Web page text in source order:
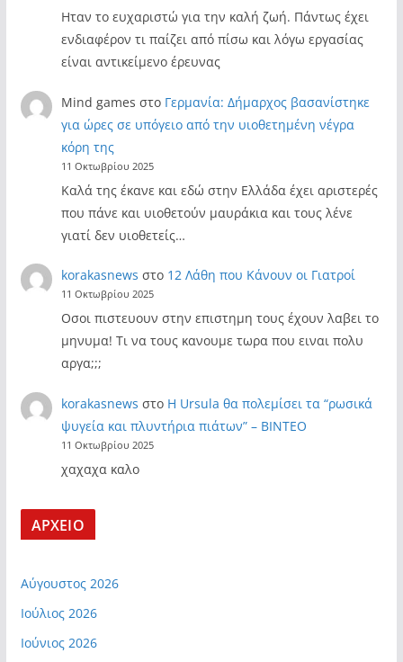
Ηταν το ευχαριστώ για την καλή ζωή. Πάντως έχει
ενδιαφέρον τι παίζει από πίσω και λόγω εργασίας
είναι αντικείμενο έρευνας
Mind games στο Γερμανία: Δήμαρχος βασανίστηκε
για ώρες σε υπόγειο από την υιοθετημένη νέγρα
κόρη της
11 Οκτωβρίου 2025
Καλά της έκανε και εδώ στην Ελλάδα έχει αριστερές
που πάνε και υιοθετούν μαυράκια και τους λένε
γιατί δεν υιοθετείς…
korakasnews στο 12 Λάθη που Κάνουν οι Γιατροί
11 Οκτωβρίου 2025
Οσοι πιστευουν στην επιστημη τους έχουν λαβει το
μηνυμα! Τι να τους κανουμε τωρα που ειναι πολυ
αργα;;;
korakasnews στο Η Ursula θα πολεμίσει τα “ρωσικά
ψυγεία και πλυντήρια πιάτων” – ΒΙΝΤΕΟ
11 Οκτωβρίου 2025
χαχαχα καλο
ΑΡΧΕΙΟ
Αύγουστος 2026
Ιούλιος 2026
Ιούνιος 2026